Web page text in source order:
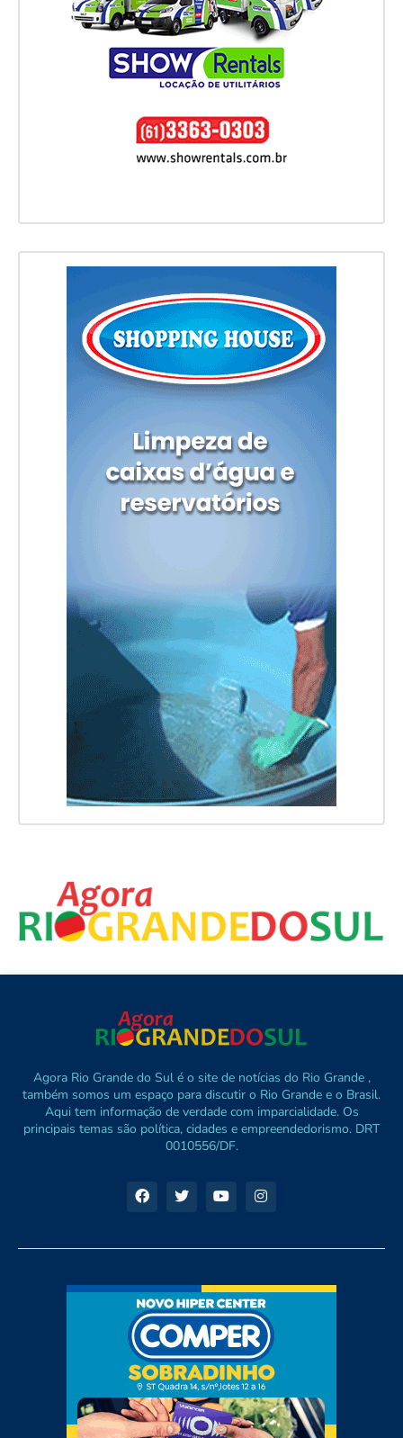
Agora Rio Grande do Sul é o site de notícias do Rio Grande ,
também somos um espaço para discutir o Rio Grande e o Brasil.
Aqui tem informação de verdade com imparcialidade. Os
principais temas são política, cidades e empreendedorismo. DRT
0010556/DF.